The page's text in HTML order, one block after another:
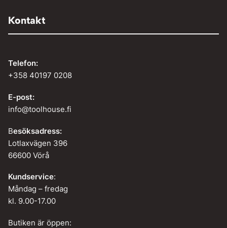
Kontakt
Telefon:
+358 40197 0208
E-post:
info@toolhouse.fi
Besöksadress:
Lotlaxvägen 396
66600 Vörå
Kundservice:
Måndag – fredag
kl. 9.00-17.00
Butiken är öppen: